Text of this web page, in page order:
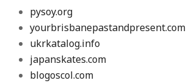
pysoy.org
yourbrisbanepastandpresent.com
ukrkatalog.info
japanskates.com
blogoscol.com